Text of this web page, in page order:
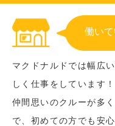
働い
マクドナルドでは幅広
しく仕事をしています！
仲間思いのクルーが多
で、初めての方でも安